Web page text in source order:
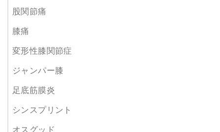
股関節痛
膝痛
変形性膝関節症
ジャンパー膝
足底筋膜炎
シンスプリント
オスグッド